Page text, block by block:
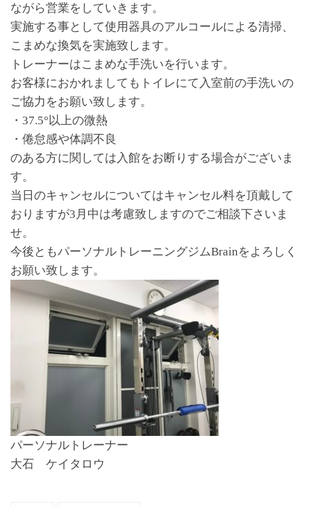
ながら営業をしていきます。
実施する事として使用器具のアルコールによる清掃、
こまめな換気を実施致します。
トレーナーはこまめな手洗いを行います。
お客様におかれましてもトイレにて入室前の手洗いの
ご協力をお願い致します。
・37.5°以上の微熱
・倦怠感や体調不良
のある方に関しては入館をお断りする場合がございま
す。
当日のキャンセルについてはキャンセル料を頂戴して
おりますが3月中は考慮致しますのでご相談下さいま
せ。
今後ともパーソナルトレーニングジムBrainをよろしく
お願い致します。
パーソナルトレーナー
大石 ケイタロウ